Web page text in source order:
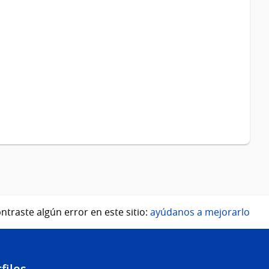
algún error en este sitio: ayúdanos a mejorarlo